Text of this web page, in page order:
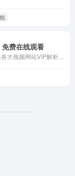
费在线观看